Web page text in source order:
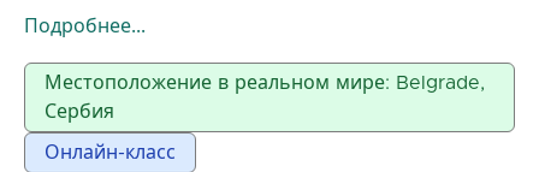
профессиональных знаний, практического опыта
четко, эффективно и интересно передавать язык и
культуру. Посвящен развитию учащихся и
постоянному совершенствованию, с сильным
акцентом на коммуникацию и реальное
Подробнее...
Местоположение в реальном мире: Belgrade,
Сербия
Онлайн-класс